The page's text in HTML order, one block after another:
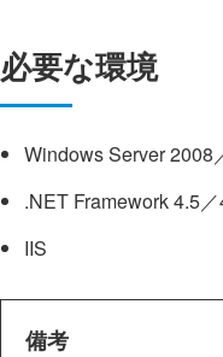
必要な環境
Windows Server 2008
.NET Framework 4.5
IIS
備考